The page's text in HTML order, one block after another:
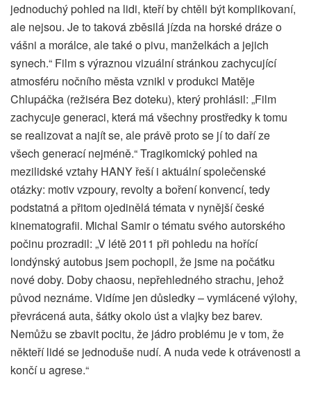
jednoduchý pohled na lidi, kteří by chtěli být komplikovaní,
ale nejsou. Je to taková zběsilá jízda na horské dráze o
vášni a morálce, ale také o pivu, manželkách a jejich
synech.“ Film s výraznou vizuální stránkou zachycující
atmosféru nočního města vznikl v produkci Matěje
Chlupáčka (režiséra Bez doteku), který prohlásil: „Film
zachycuje generaci, která má všechny prostředky k tomu
se realizovat a najít se, ale právě proto se jí to daří ze
všech generací nejméně.“ Tragikomický pohled na
mezilidské vztahy HANY řeší i aktuální společenské
otázky: motiv vzpoury, revolty a boření konvencí, tedy
podstatná a přitom ojedinělá témata v nynější české
kinematografii. Michal Samir o tématu svého autorského
počinu prozradil: „V létě 2011 při pohledu na hořící
londýnský autobus jsem pochopil, že jsme na počátku
nové doby. Doby chaosu, nepřehledného strachu, jehož
původ neznáme. Vidíme jen důsledky – vymlácené výlohy,
převrácená auta, šátky okolo úst a vlajky bez barev.
Nemůžu se zbavit pocitu, že jádro problému je v tom, že
někteří lidé se jednoduše nudí. A nuda vede k otrávenosti a
končí u agrese.“